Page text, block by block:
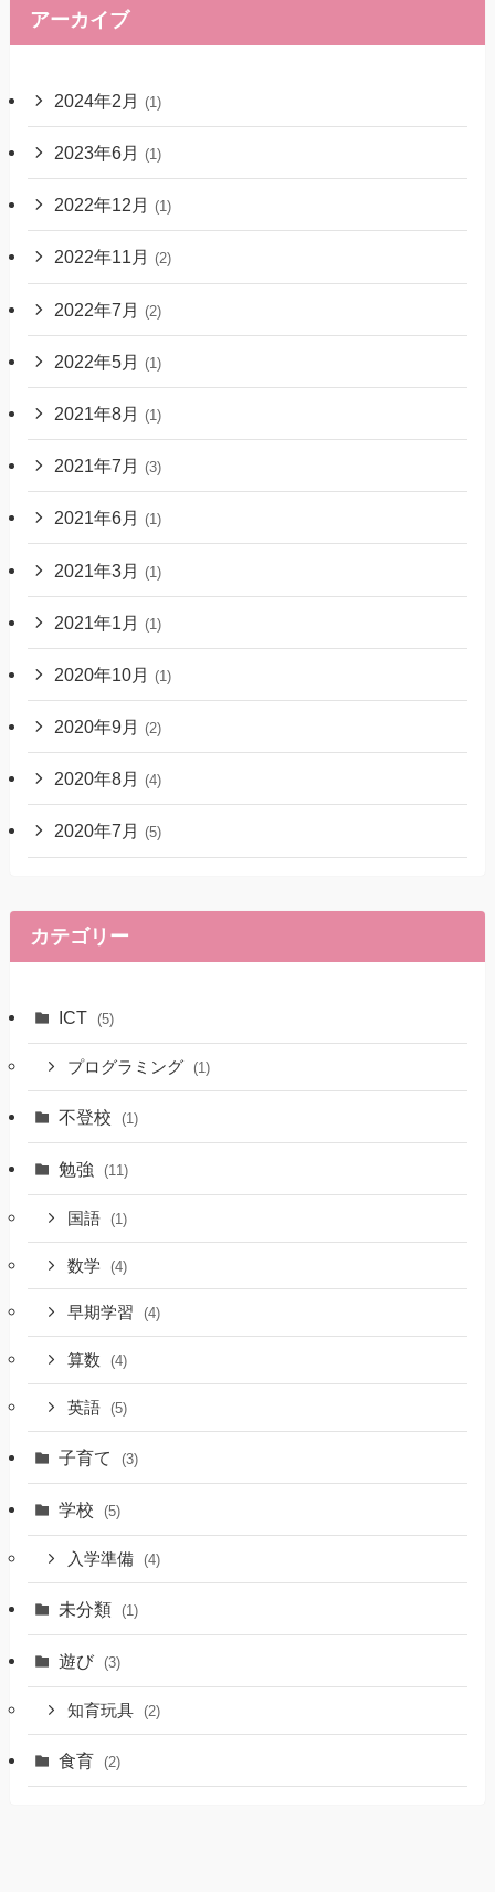
アーカイブ
2024年2月 (1)
2023年6月 (1)
2022年12月 (1)
2022年11月 (2)
2022年7月 (2)
2022年5月 (1)
2021年8月 (1)
2021年7月 (3)
2021年6月 (1)
2021年3月 (1)
2021年1月 (1)
2020年10月 (1)
2020年9月 (2)
2020年8月 (4)
2020年7月 (5)
カテゴリー
ICT (5)
プログラミング (1)
不登校 (1)
勉強 (11)
国語 (1)
数学 (4)
早期学習 (4)
算数 (4)
英語 (5)
子育て (3)
学校 (5)
入学準備 (4)
未分類 (1)
遊び (3)
知育玩具 (2)
食育 (2)